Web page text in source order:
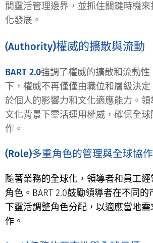
間靈活管理邊界，並抓住關鍵時機
化發展。
(Authority)權威的擴散與流動
BART 2.0強調了權威的擴散和流動
下，權威不再僅僅由職位和層級決
於個人的影響力和文化適應能力。領
文化背景下靈活運用權威，確保全
作。
(Role)多重角色的管理與全球協作
隨著業務的全球化，領導者和員工
角色。BART 2.0鼓勵領導者在不同
下靈活調整角色分配，以適應當地
作。